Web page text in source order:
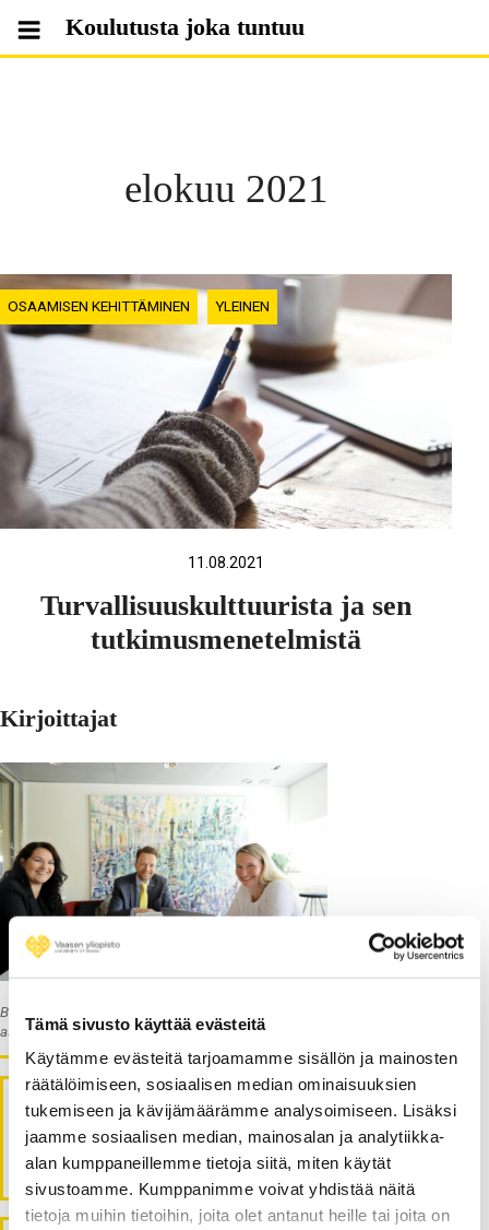
Tämä sivusto käyttää evästeitä
Käytämme evästeitä tarjoamamme sisällön ja mainosten
räätälöimiseen, sosiaalisen median ominaisuuksien
tukemiseen ja kävijämäärämme analysoimiseen. Lisäksi
jaamme sosiaalisen median, mainosalan ja analytiikka-
alan kumppaneillemme tietoja siitä, miten käytät
sivustoamme. Kumppanimme voivat yhdistää näitä
tietoja muihin tietoihin, joita olet antanut heille tai joita on
Skip
to
content
Koulutusta joka tuntuu
elokuu 2021
OSAAMISEN KEHITTÄMINEN YLEINEN
11.08.2021
Turvallisuuskulttuurista ja sen
tutkimusmenetelmistä
Kirjoittajat
Blogia kirjoittavat Vaasan yliopiston Executive Education -tiimin
asiantuntijat.
Executive Education
ETSI: Haku